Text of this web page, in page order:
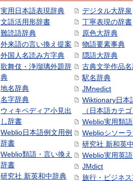
実用日本語表現辞典
文語活用形辞書
難読語辞典
外来語の言い換え提案
外国人名読み方字典
歌舞伎・浄瑠璃外題辞
典
地名辞典
名字辞典
ウィキペディア小見出
し辞書
Weblio日本語例文用例
辞書
Weblio類語・言い換え
辞書
研究社 新英和中辞典
デジタル大辞泉
丁寧表現の辞書
原色大辞典
物語要素事典
隠語大辞典
古典文学作品
駅名辞典
JMnedict
Wiktionary日本
（日本語カテ
Weblio実用類
Weblioシソー
研究社 新和英
Weblio実用英
JMdict
旅行・ビジネ